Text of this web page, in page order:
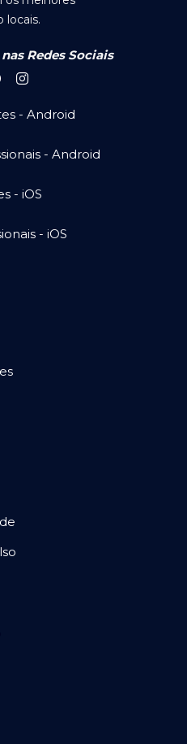
locais.
Redes Sociais
- Android
- Android
- iOS
- iOS